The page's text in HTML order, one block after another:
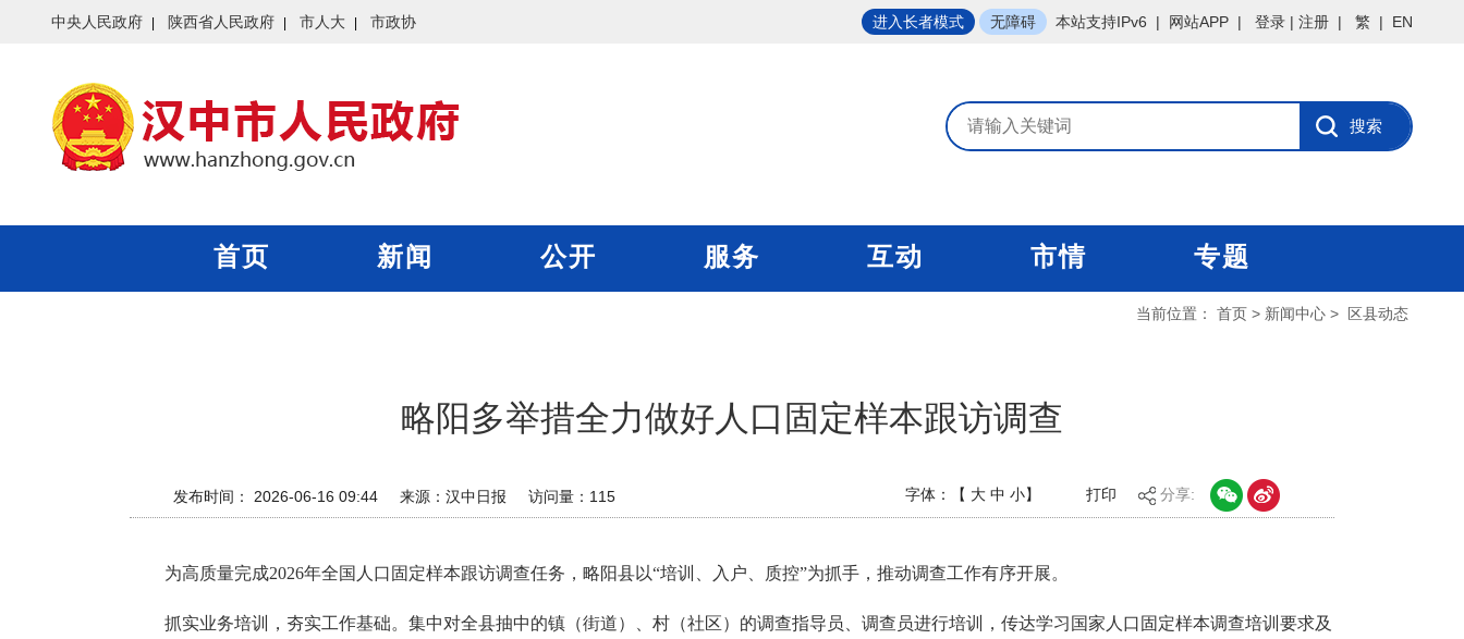
中央人民政府 陕西省人民政府 市人大 市政协 进入长者模式 无障碍 本站支持IPv6 | 网站APP | 登录 | 注册 | 繁 | EN
首页 新闻 公开 服务 互动 市情 专题
当前位置： 首页 > 新闻中心 > 区县动态
略阳多举措全力做好人口固定样本跟访调查
发布时间： 2026-06-16 09:44 来源： 汉中日报 访问量： 115 字体：【 大 中 小】 打印 分享:
为高质量完成2026年全国人口固定样本跟访调查任务，略阳县以“培训、入户、质控”为抓手，推动调查工作有序开展。
抓实业务培训，夯实工作基础。集中对全县抽中的镇（街道）、村（社区）的调查指导员、调查员进行培训，传达学习国家人口固定样本调查培训要求及